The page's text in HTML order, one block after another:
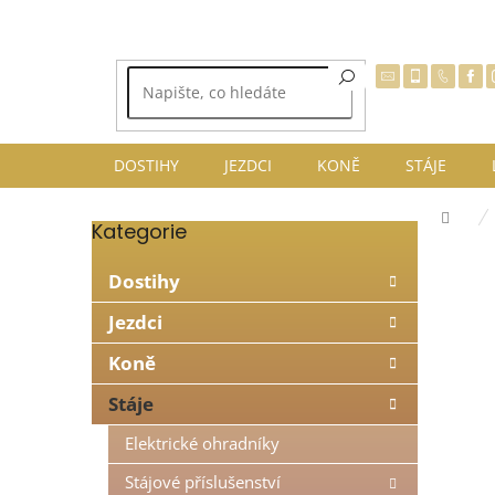
DOSTIHY JEZDCI KONĚ STÁJE
Domů
P
s
r
n
Přeskočit
kategorie
Kategorie
Dostihy
Jezdci
Koně
Stáje
Elektrické ohradníky
Stájové příslušenství